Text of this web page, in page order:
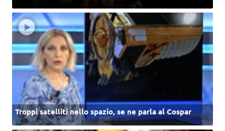
Troppi satelliti nello spazio, se ne parla al Cospar